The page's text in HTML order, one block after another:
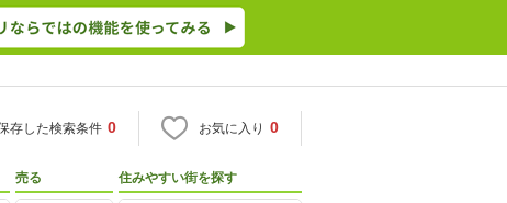
存した検索条件 0 お気に入り 0
売る 住みやすい街を探す